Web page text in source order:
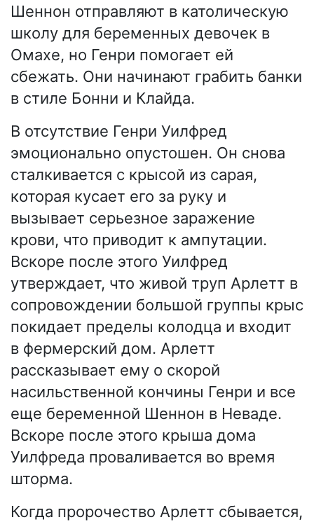
Шеннон отправляют в католическую
школу для беременных девочек в
Омахе, но Генри помогает ей
сбежать. Они начинают грабить банки
в стиле Бонни и Клайда.
В отсутствие Генри Уилфред
эмоционально опустошен. Он снова
сталкивается с крысой из сарая,
которая кусает его за руку и
вызывает серьезное заражение
крови, что приводит к ампутации.
Вскоре после этого Уилфред
утверждает, что живой труп Арлетт в
сопровождении большой группы крыс
покидает пределы колодца и входит
в фермерский дом. Арлетт
рассказывает ему о скорой
насильственной кончины Генри и все
еще беременной Шеннон в Неваде.
Вскоре после этого крыша дома
Уилфреда проваливается во время
шторма.
Когда пророчество Арлетт сбывается,